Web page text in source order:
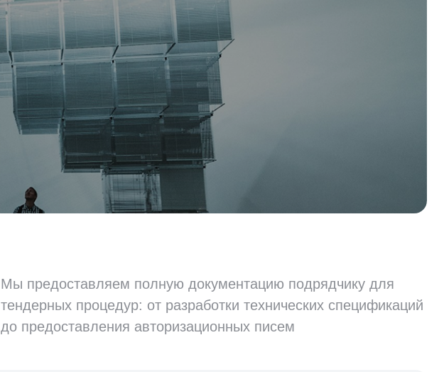
Мы предоставляем полную документацию подрядчику для
тендерных процедур: от разработки технических спецификаций
до предоставления авторизационных писем